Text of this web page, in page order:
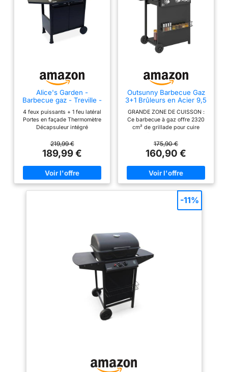
faciles à nettoyer
température monté sur le
couvercle : vérifiez la
température interne du
Alice's Garden -
Barbecue gaz - Treville -
feu latéral noir. avec
thermomètre
4 feux puissants + 1 feu latéral
Portes en façade Thermomètre
Décapsuleur intégré
219,99 €
189,99 €
Outsunny Barbecue Gaz
3+1 Brûleurs en Acier 9,5
Noir
GRANDE ZONE DE CUISSON :
Ce barbecue à gaz offre 2320
cm² de grillade pour cuire
saucisses en même temps,
avec un réchaud et un brûleur
latéral pour la cuisson en poêle,
idéal pour 5 à 9 convives
RANGEMENT BIEN PENSÉ : Ce
barbecue de jardin dispose
pour la préparation, d'un porte-
épices et d'une étagère, pour
garder chaque accessoire à
MAÎTRISÉE AU DEGRÉ PRÈS :
Fermez le couvercle de ce
barbecue à gaz pour concentrer
la chaleur et donner une saveur
fumée intense à vos plats,
tandis que le thermomètre à
double échelle aide à suivre
précisément la température
interne CHALEUR RÉGLÉE
BRÛLEUR PAR BRÛLEUR :
barbecue à gaz est doté d'un
175,90 €
160,90 €
-11%